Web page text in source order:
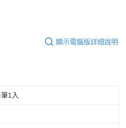
顯示電腦版詳細說明
1入